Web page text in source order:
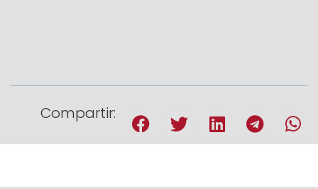
Compartir: